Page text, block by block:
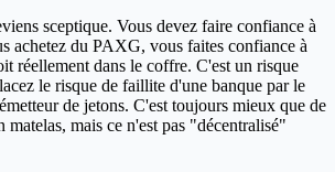
sceptique. Vous devez faire confiance à
achetez du PAXG, vous faites confiance à
réellement dans le coffre. C'est un risque
le risque de faillite d'une banque par le
de jetons. C'est toujours mieux que de
matelas, mais ce n'est pas "décentralisé"